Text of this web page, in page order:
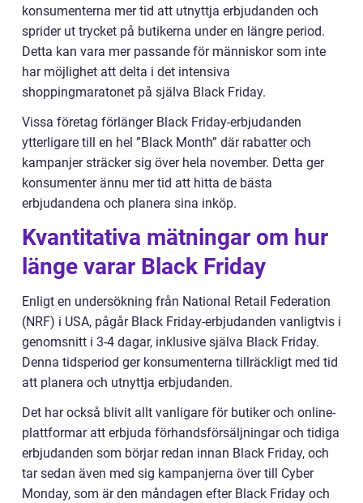
konsumenterna mer tid att utnyttja erbjudanden och
sprider ut trycket på butikerna under en längre period.
Detta kan vara mer passande för människor som inte
har möjlighet att delta i det intensiva
shoppingmaratonet på själva Black Friday.
Vissa företag förlänger Black Friday-erbjudanden
ytterligare till en hel ”Black Month” där rabatter och
kampanjer sträcker sig över hela november. Detta ger
konsumenter ännu mer tid att hitta de bästa
erbjudandena och planera sina inköp.
Kvantitativa mätningar om hur
länge varar Black Friday
Enligt en undersökning från National Retail Federation
(NRF) i USA, pågår Black Friday-erbjudanden vanligtvis i
genomsnitt i 3-4 dagar, inklusive själva Black Friday.
Denna tidsperiod ger konsumenterna tillräckligt med tid
att planera och utnyttja erbjudanden.
Det har också blivit allt vanligare för butiker och online-
plattformar att erbjuda förhandsförsäljningar och tidiga
erbjudanden som börjar redan innan Black Friday, och
tar sedan även med sig kampanjerna över till Cyber
Monday, som är den måndagen efter Black Friday och